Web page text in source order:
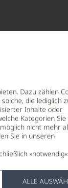
Dazu zählen
die lediglich
Inhalte oder
Kategorien Sie
nicht mehr
Sie in unseren
ALLE